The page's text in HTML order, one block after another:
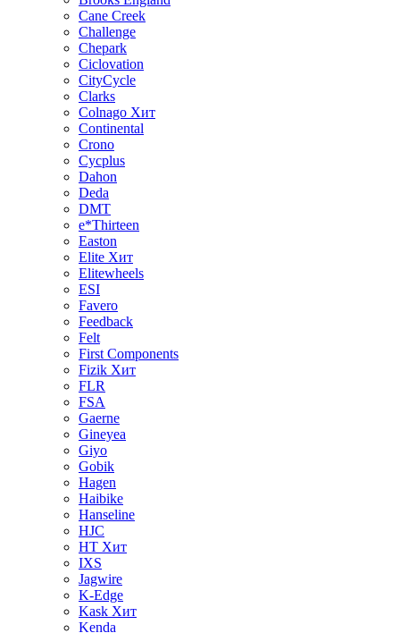
Cane Creek
Challenge
Chepark
Ciclovation
CityCycle
Clarks
Colnago Хит
Continental
Crono
Cycplus
Dahon
Deda
DMT
e*Thirteen
Easton
Elite Хит
Elitewheels
ESI
Favero
Feedback
Felt
First Components
Fizik Хит
FLR
FSA
Gaerne
Gineyea
Giyo
Gobik
Hagen
Haibike
Hanseline
HJC
HT Хит
IXS
Jagwire
K-Edge
Kask Хит
Kenda